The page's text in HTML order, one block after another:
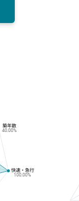
快速・急行
100.00%
築年数
40.00%